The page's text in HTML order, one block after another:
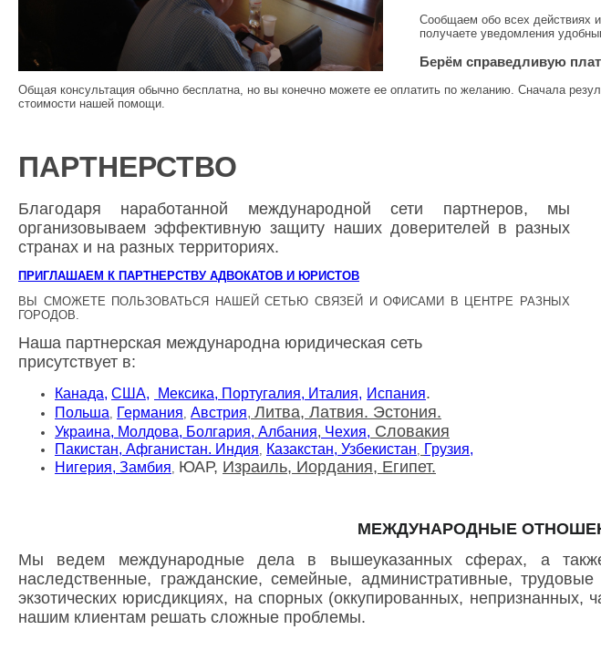
Сообщаем обо всех действиях
получаете уведомления
Берём справедливую
Общая консультация обычно бесплатна, но вы конечно можете ее оплатить по желанию. Сначала
стоимости нашей помощи.
ПАРТНЕРСТВО
Благодаря наработанной международной сети партнеров, мы
организовываем эффективную защиту наших доверителей в разных
странах и на разных территориях.
ПРИГЛАШАЕМ К ПАРТНЕРСТВУ АДВОКАТОВ И ЮРИСТОВ
ВЫ СМОЖЕТЕ ПОЛЬЗОВАТЬСЯ НАШЕЙ СЕТЬЮ СВЯЗЕЙ И ОФИСАМИ В ЦЕНТРЕ РАЗНЫХ
ГОРОДОВ.
Наша партнерская международна юридическая сеть
присутствует в:
Канада, США, Мексика, Португалия, Италия, Испания.
Польша Германия Австрия, Литва, Латвия. Эстония.
Украина, Молдова, Болгария, Албания, Чехия, Словакия
Пакистан, Афганистан. Индия Казакстан, Узбекистан
Грузия,
Нигерия, Замбия ЮАР, Израиль, Иордания, Египет.
МЕЖДУНАРОДНЫЕ
Мы ведем международные дела в вышеуказанных сферах, а
наследственные, гражданские, семейные, административные,
экзотических юрисдикциях, на спорных (оккупированных, непризнанных,
нашим клиентам решать сложные проблемы.